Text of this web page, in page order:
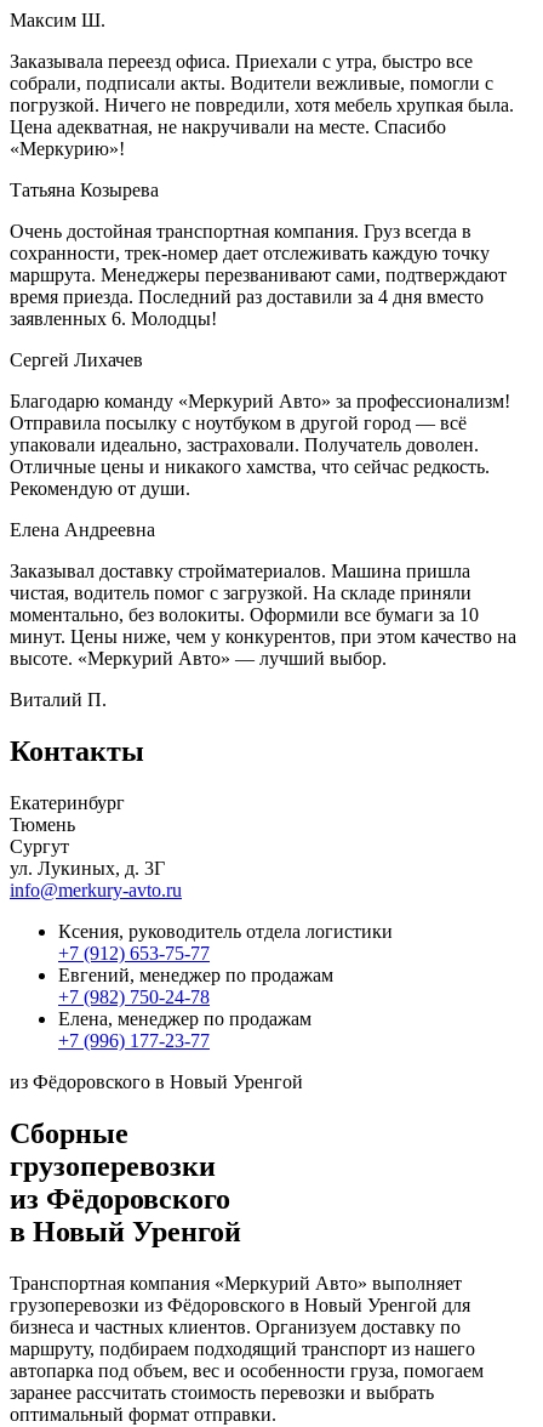
Максим Ш.
Заказывала переезд офиса. Приехали с утра, быстро все
собрали, подписали акты. Водители вежливые, помогли с
погрузкой. Ничего не повредили, хотя мебель хрупкая была.
Цена адекватная, не накручивали на месте. Спасибо
«Меркурию»!
Татьяна Козырева
Очень достойная транспортная компания. Груз всегда в
сохранности, трек-номер дает отслеживать каждую точку
маршрута. Менеджеры перезванивают сами, подтверждают
время приезда. Последний раз доставили за 4 дня вместо
заявленных 6. Молодцы!
Сергей Лихачев
Благодарю команду «Меркурий Авто» за профессионализм!
Отправила посылку с ноутбуком в другой город — всё
упаковали идеально, застраховали. Получатель доволен.
Отличные цены и никакого хамства, что сейчас редкость.
Рекомендую от души.
Елена Андреевна
Заказывал доставку стройматериалов. Машина пришла
чистая, водитель помог с загрузкой. На складе приняли
моментально, без волокиты. Оформили все бумаги за 10
минут. Цены ниже, чем у конкурентов, при этом качество на
высоте. «Меркурий Авто» — лучший выбор.
Виталий П.
Контакты
Екатеринбург
Тюмень
Сургут
ул. Лукиных, д. 3Г
info@merkury-avto.ru
Ксения, руководитель отдела логистики
+7 (912) 653-75-77
Евгений, менеджер по продажам
+7 (982) 750-24-78
Елена, менеджер по продажам
+7 (996) 177-23-77
из Фёдоровского в Новый Уренгой
Сборные
грузоперевозки
из Фёдоровского
в Новый Уренгой
Транспортная компания «Меркурий Авто» выполняет
грузоперевозки из Фёдоровского в Новый Уренгой для
бизнеса и частных клиентов. Организуем доставку по
маршруту, подбираем подходящий транспорт из нашего
автопарка под объем, вес и особенности груза, помогаем
заранее рассчитать стоимость перевозки и выбрать
оптимальный формат отправки.